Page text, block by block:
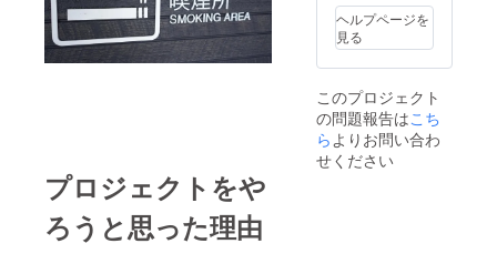
プロジェクトをや
ろうと思った理由
※お届
しては
国内外
どこで
もお伺
い致し
ま
きませ
ん。 ・
招待券
は全て
バーリ
ング管
理して
います
ので、
場合
は、１
ドリン
クは実
願い致
しま
す。 ・
高田馬
場ゲー
インは
作成中
になり
ます
カ
ド
らしい
Ｔシャ
ヘルプページを
見る
このプロジェクト
の問題報告はこち
らよりお問い合わ
せください